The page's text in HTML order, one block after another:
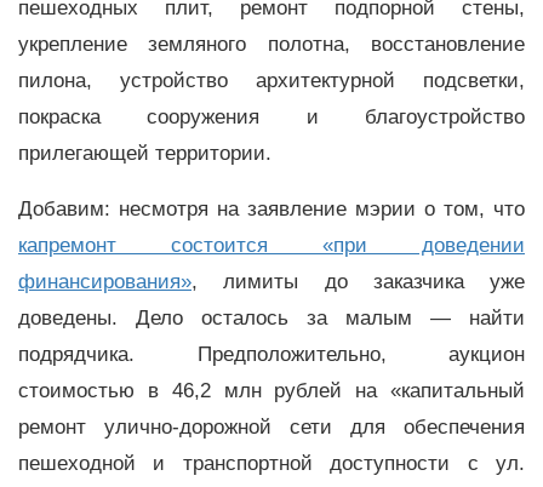
пешеходных плит, ремонт подпорной стены,
укрепление земляного полотна, восстановление
пилона, устройство архитектурной подсветки,
покраска сооружения и благоустройство
прилегающей территории.
Добавим: несмотря на заявление мэрии о том, что
капремонт состоится «при доведении
финансирования», лимиты до заказчика уже
доведены. Дело осталось за малым — найти
подрядчика. Предположительно, аукцион
стоимостью в 46,2 млн рублей на «капитальный
ремонт улично-дорожной сети для обеспечения
пешеходной и транспортной доступности с ул.